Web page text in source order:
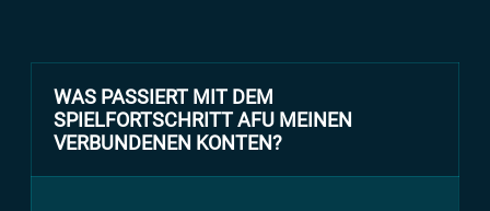
WAS PASSIERT MIT DEM
SPIELFORTSCHRITT AFU MEINEN
VERBUNDENEN KONTEN?